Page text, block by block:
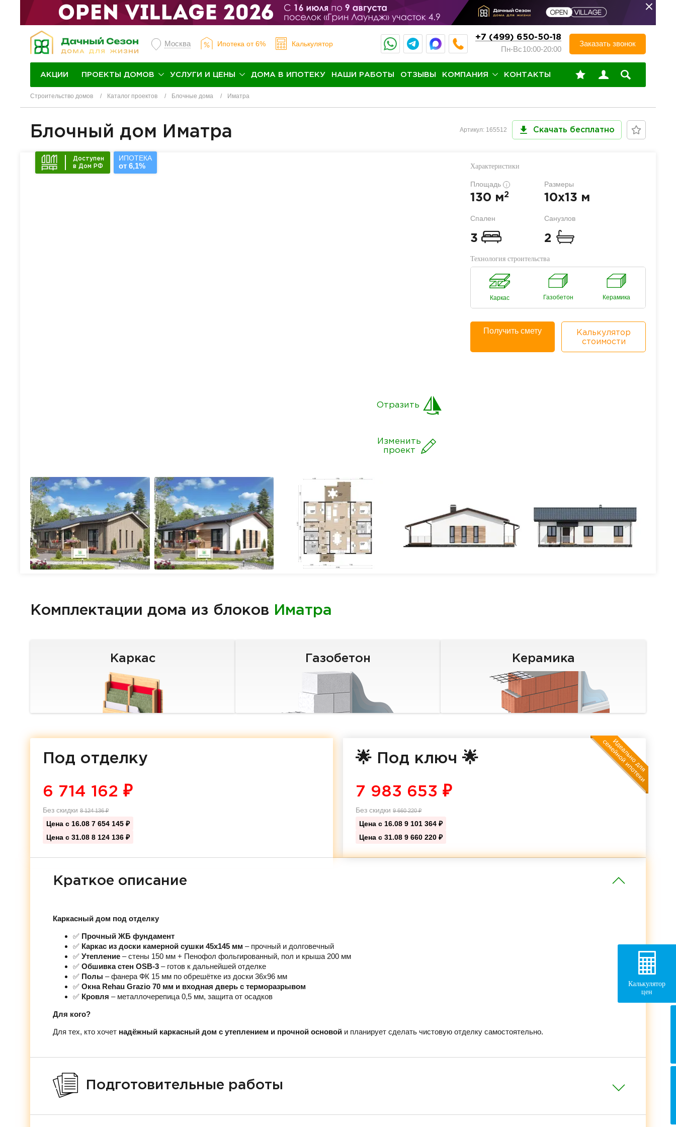
Москва Ипотека от 6% Калькулятор
+7 (499) 650-50-18
Пн-Вс10:00-20:00
Заказать звонок
АКЦИИ ПРОЕКТЫ ДОМОВ УСЛУГИ И ЦЕНЫ ДОМА В ИПОТЕКУ НАШИ РАБОТЫ ОТЗЫВЫ КОМПАНИЯ КОНТАКТЫ
Строительство домов Каталог проектов Блочные дома Иматра
Блочный дом Иматра Артикул: 165512 Скачать бесплатно
Доступен
в Дом РФ
ИПОТЕКА
от 6,1%
Изменить
проект
Отразить
Характеристики
Площадь i
130 м2
Размеры
10x13 м
Спален
3
Санузлов
2
Технология строительства
Каркас Газобетон Керамика
Получить смету
Калькулятор
стоимости
Комплектации дома из блоков Иматра
Каркас Газобетон Керамика
Под отделку
6 714 162 ₽
Без скидки 8 124 136₽
Цена с 16.08 7 654 145 ₽
Цена с 31.08 8 124 136 ₽
🌟 Под ключ 🌟
7 983 653 ₽
Без скидки 9 660 220₽
Цена с 16.08 9 101 364 ₽
Цена с 31.08 9 660 220 ₽
Краткое описание
Каркасный дом под отделку
✅ Прочный ЖБ фундамент
✅ Каркас из доски камерной сушки 45х145 мм – прочный и долговечный
✅ Утепление – стены 150 мм + Пенофол фольгированный, пол и крыша 200 мм
✅ Обшивка стен OSB-3 – готов к дальнейшей отделке
✅ Полы – фанера ФК 15 мм по обрешётке из доски 36х96 мм
✅ Окна Rehau Grazio 70 мм и входная дверь с терморазрывом
✅ Кровля – металлочерепица 0,5 мм, защита от осадков
Для кого?
Для тех, кто хочет надёжный каркасный дом с утеплением и прочной основой и планирует сделать чистовую отделку самостоятельно.
Подготовительные работы
Калькулятор
цен